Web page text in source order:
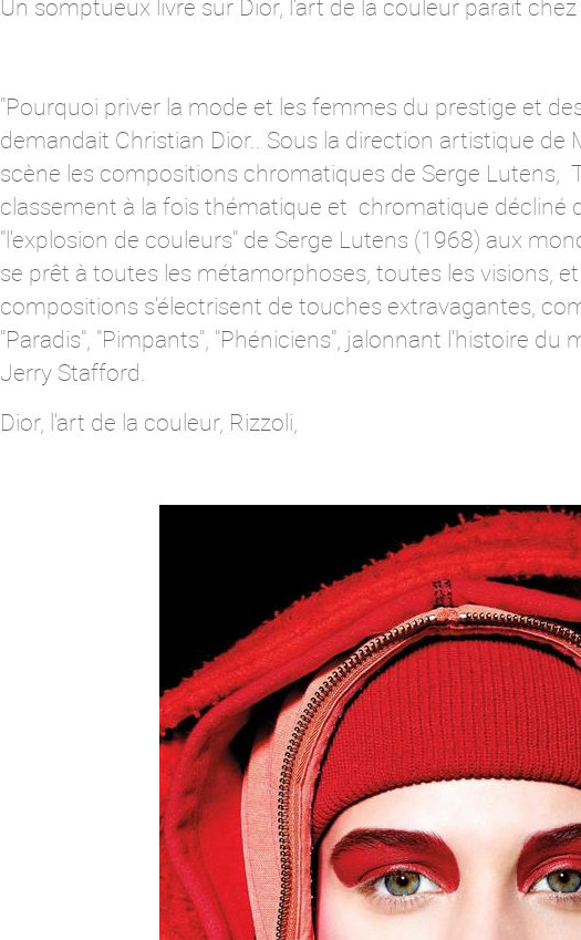
Un somptueux livre sur Dior, l'art de la couleur parait chez
"Pourquoi priver la mode et les femmes du prestige et
demandait Christian Dior.. Sous la direction artistique de
scène les compositions chromatiques de Serge Lutens,
classement à la fois thématique et chromatique décliné
"l'explosion de couleurs" de Serge Lutens (1968) aux
se prêt à toutes les métamorphoses, toutes les visions,
compositions s'électrisent de touches extravagantes,
"Paradis", "Pimpants", "Phéniciens", jalonnant l'histoire
Jerry Stafford.
Dior, l'art de la couleur, Rizzoli,